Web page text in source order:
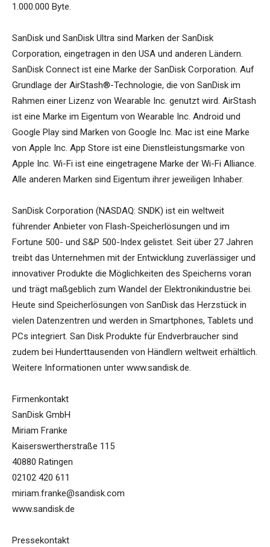
1.000.000 Byte.
SanDisk und SanDisk Ultra sind Marken der SanDisk
Corporation, eingetragen in den USA und anderen Ländern.
SanDisk Connect ist eine Marke der SanDisk Corporation. Auf
Grundlage der AirStash®-Technologie, die von SanDisk im
Rahmen einer Lizenz von Wearable Inc. genutzt wird. AirStash
ist eine Marke im Eigentum von Wearable Inc. Android und
Google Play sind Marken von Google Inc. Mac ist eine Marke
von Apple Inc. App Store ist eine Dienstleistungsmarke von
Apple Inc. Wi-Fi ist eine eingetragene Marke der Wi-Fi Alliance.
Alle anderen Marken sind Eigentum ihrer jeweiligen Inhaber.
SanDisk Corporation (NASDAQ: SNDK) ist ein weltweit
führender Anbieter von Flash-Speicherlösungen und im
Fortune 500- und S&P 500-Index gelistet. Seit über 27 Jahren
treibt das Unternehmen mit der Entwicklung zuverlässiger und
innovativer Produkte die Möglichkeiten des Speicherns voran
und trägt maßgeblich zum Wandel der Elektronikindustrie bei.
Heute sind Speicherlösungen von SanDisk das Herzstück in
vielen Datenzentren und werden in Smartphones, Tablets und
PCs integriert. San Disk Produkte für Endverbraucher sind
zudem bei Hunderttausenden von Händlern weltweit erhältlich.
Weitere Informationen unter www.sandisk.de.
Firmenkontakt
SanDisk GmbH
Miriam Franke
Kaiserswertherstraße 115
40880 Ratingen
02102 420 611
miriam.franke@sandisk.com
www.sandisk.de
Pressekontakt